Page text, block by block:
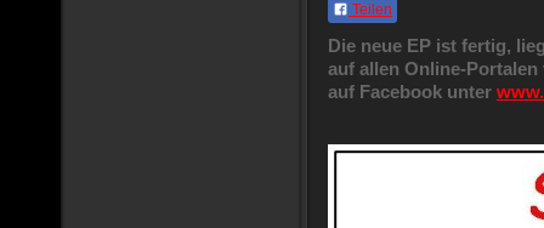
Teilen
Die neue EP ist fertig,
auf allen Online-
auf Facebook unter